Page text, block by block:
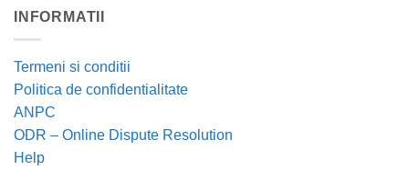
INFORMATII
Termeni si conditii
Politica de confidentialitate
ANPC
ODR – Online Dispute Resolution
Help